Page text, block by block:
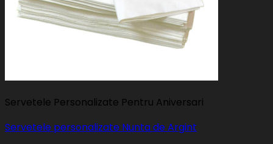
Servetele Personalizate Pentru Aniversari
Servetele personalizate Nunta de Argint